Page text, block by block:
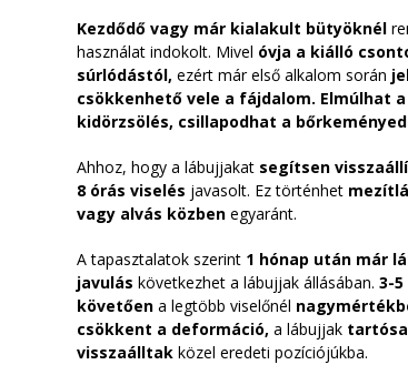
Kezdődő vagy már kialakult bütyöknél
használat indokolt. Mivel óvja a kiálló
súrlódástól, ezért már első alkalom során
csökkenhető vele a fájdalom. Elmúlhat a
kidörzsölés, csillapodhat a
Ahhoz, hogy a lábujjakat segítsen
8 órás viselés javasolt. Ez történhet
vagy alvás közben egyaránt.
A tapasztalatok szerint 1 hónap után már
javulás következhet a lábujjak állásában. 3-
követően a legtöbb viselőnél
csökkent a deformáció, a lábujjak
visszaálltak közel eredeti pozíciójúkba.